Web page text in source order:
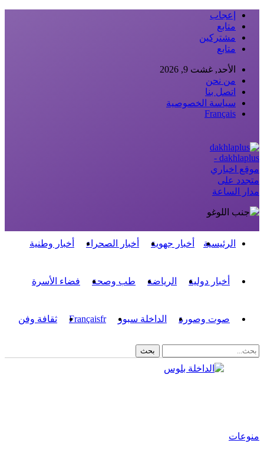
إعجاب
متابع
مشتركين
متابع
الأحد, غشت 9, 2026
من نحن
اتصل بنا
سياسة الخصوصية
Français
dakhlaplus -
موقع اخباري
متجدد على
مدار الساعة
الرئيسية أخبار جهوية أخبار الصحراء أخبار وطنية
أخبار دولية الرياضة طب وصحة فضاء الأسرة
صوت وصورة الداخلة سبور Françaisfr ثقافة وفن
منوعات